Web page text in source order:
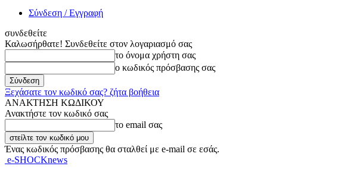
Σύνδεση / Εγγραφή
συνδεθείτε
Καλωσήρθατε! Συνδεθείτε στον λογαριασμό σας
το όνομα χρήστη σας
ο κωδικός πρόσβασης σας
Ξεχάσατε τον κωδικό σας? ζήτα βοήθεια
ΑΝΑΚΤΗΣΗ ΚΩΔΙΚΟΥ
Ανακτήστε τον κωδικό σας
το email σας
Ένας κωδικός πρόσβασης θα σταλθεί με e-mail σε εσάς.
e-SHOCKnews